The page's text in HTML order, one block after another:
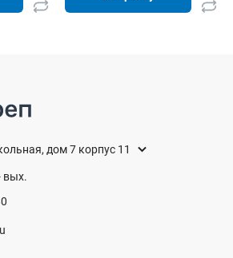
дом 7 корпус 11
вых.